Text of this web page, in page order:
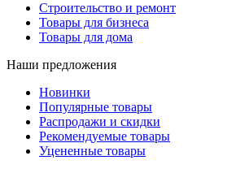
Строительство и ремонт
Товары для бизнеса
Товары для дома
Наши предложения
Новинки
Популярные товары
Распродажи и скидки
Рекомендуемые товары
Уцененные товары